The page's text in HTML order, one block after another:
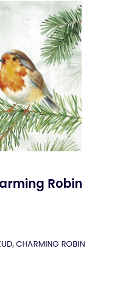
Robin
,CHARMING ROBIN